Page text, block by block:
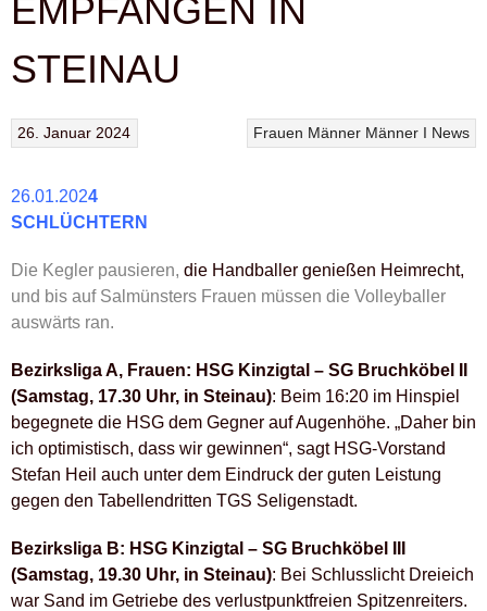
EMPFANGEN IN
STEINAU
Frauen Männer Männer I News
26. Januar 2024
26.01.2024
SCHLÜCHTERN
Die Kegler pausieren, die Handballer genießen Heimrecht,
und bis auf Salmünsters Frauen müssen die Volleyballer
auswärts ran.
Bezirksliga A, Frauen: HSG Kinzigtal – SG Bruchköbel II
(Samstag, 17.30 Uhr, in Steinau): Beim 16:20 im Hinspiel
begegnete die HSG dem Gegner auf Augenhöhe. „Daher bin
ich optimistisch, dass wir gewinnen“, sagt HSG-Vorstand
Stefan Heil auch unter dem Eindruck der guten Leistung
gegen den Tabellendritten TGS Seligenstadt.
Bezirksliga B: HSG Kinzigtal – SG Bruchköbel III
(Samstag, 19.30 Uhr, in Steinau): Bei Schlusslicht Dreieich
war Sand im Getriebe des verlustpunktfreien Spitzenreiters.